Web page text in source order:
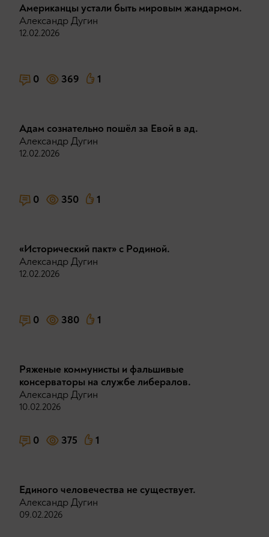
Американцы устали быть мировым жандармом.
Александр Дугин
12.02.2026
0 369 1
Адам сознательно пошёл за Евой в ад.
Александр Дугин
12.02.2026
0 350 1
«Исторический пакт» с Родиной.
Александр Дугин
12.02.2026
0 380 1
Ряженые коммунисты и фальшивые
консерваторы на службе либералов.
Александр Дугин
10.02.2026
0 375 1
Единого человечества не существует.
Александр Дугин
09.02.2026